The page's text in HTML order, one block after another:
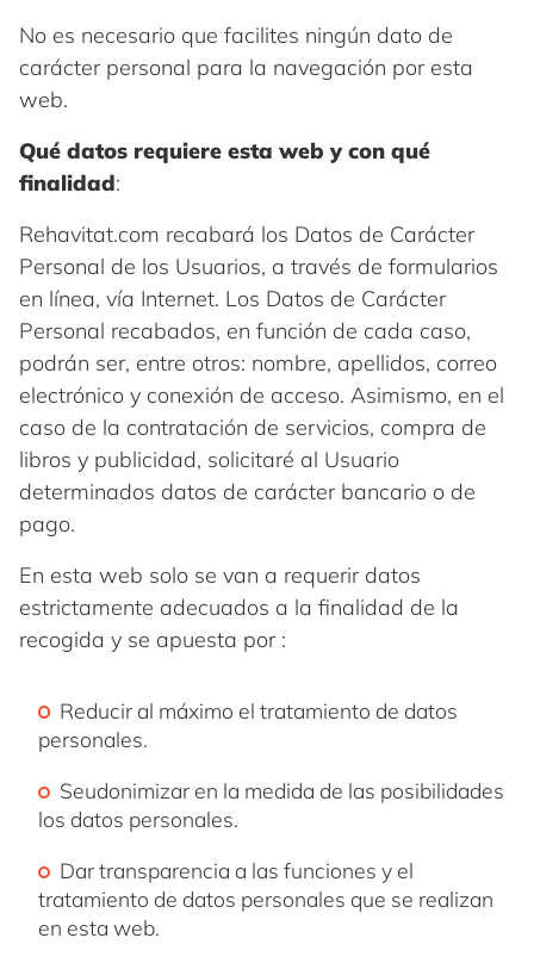
No es necesario que facilites ningún dato de
carácter personal para la navegación por esta
web.
Qué datos requiere esta web y con qué
finalidad:
Rehavitat.com recabará los Datos de Carácter
Personal de los Usuarios, a través de formularios
en línea, vía Internet. Los Datos de Carácter
Personal recabados, en función de cada caso,
podrán ser, entre otros: nombre, apellidos, correo
electrónico y conexión de acceso. Asimismo, en el
caso de la contratación de servicios, compra de
libros y publicidad, solicitaré al Usuario
determinados datos de carácter bancario o de
pago.
En esta web solo se van a requerir datos
estrictamente adecuados a la finalidad de la
recogida y se apuesta por :
Reducir al máximo el tratamiento de datos
personales.
Seudonimizar en la medida de las posibilidades
los datos personales.
Dar transparencia a las funciones y el
tratamiento de datos personales que se realizan
en esta web.